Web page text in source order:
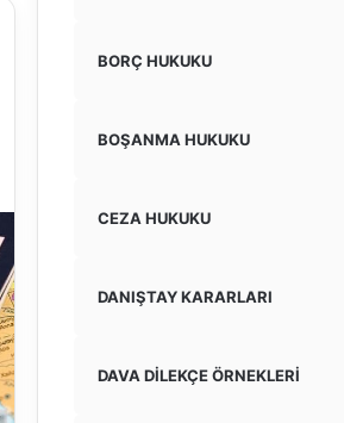
BORÇ HUKUKU
BOŞANMA HUKUKU
CEZA HUKUKU
DANIŞTAY KARARLARI
DAVA DİLEKÇE ÖRNEKLERİ